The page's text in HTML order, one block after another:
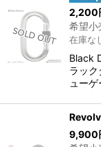
2,200
希望小
在庫な
Black
ラッ
ュー
9,900